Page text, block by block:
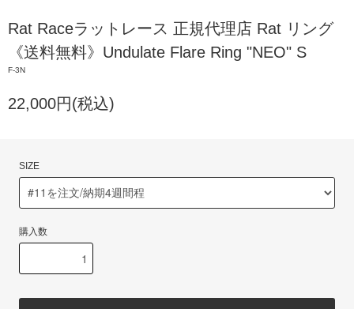
Rat Raceラットレース 正規代理店 Rat リング
《送料無料》Undulate Flare Ring "NEO" S
F-3N
22,000円(税込)
SIZE
購入数